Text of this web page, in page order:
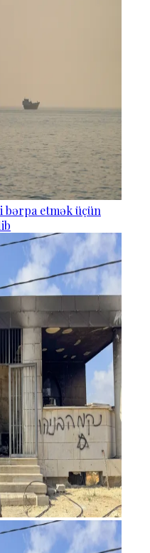
bərpa etmək üçün